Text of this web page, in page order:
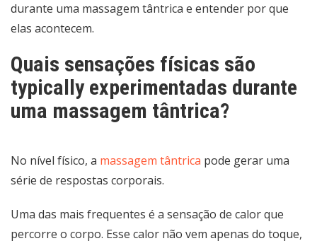
durante uma massagem tântrica e entender por que
elas acontecem.
Quais sensações físicas são
typically experimentadas durante
uma massagem tântrica?
No nível físico, a massagem tântrica pode gerar uma
série de respostas corporais.
Uma das mais frequentes é a sensação de calor que
percorre o corpo. Esse calor não vem apenas do toque,